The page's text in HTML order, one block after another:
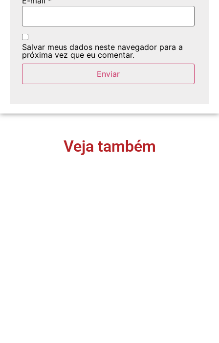
Salvar meus dados neste navegador para a
próxima vez que eu comentar.
Veja também